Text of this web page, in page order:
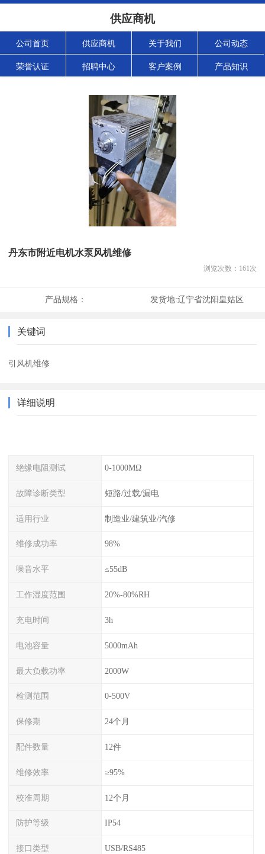
供应商机
公司首页 供应商机 关于我们 公司动态
荣誉认证 招聘中心 客户案例 产品知识
丹东市附近电机水泵风机维修
浏览次数： 161次
产品规格： 发货地:辽宁省沈阳皇姑区
关键词
引风机维修
详细说明
绝缘电阻测试 0-1000MΩ
故障诊断类型 短路/过载/漏电
适用行业 制造业/建筑业/汽修
维修成功率 98%
噪音水平 ≤55dB
工作湿度范围 20%-80%RH
充电时间 3h
电池容量 5000mAh
最大负载功率 2000W
检测范围 0-500V
保修期 24个月
配件数量 12件
维修效率 ≥95%
校准周期 12个月
防护等级 IP54
接口类型 USB/RS485